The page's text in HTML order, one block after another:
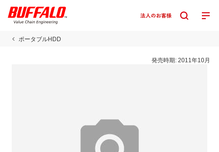
ポータブルHDD
発売時期:2011年10月